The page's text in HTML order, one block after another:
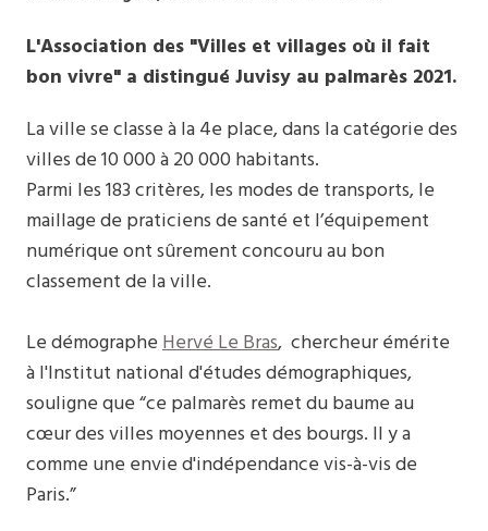
L'Association des "Villes et villages où il fait
bon vivre" a distingué Juvisy au palmarès 2021.
La ville se classe à la 4e place, dans la catégorie des
villes de 10 000 à 20 000 habitants.
Parmi les 183 critères, les modes de transports, le
maillage de praticiens de santé et l’équipement
numérique ont sûrement concouru au bon
classement de la ville.
Le démographeHervé Le Bras, chercheur émérite
à l'Institut national d'études démographiques,
souligne que “ce palmarès remet du baume au
cœur des villes moyennes et des bourgs. Il y a
comme une envie d'indépendance vis-à-vis de
Paris.”